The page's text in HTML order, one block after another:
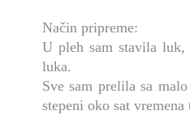
Način pripreme:
U pleh sam stavila luk,
luka.
Sve sam prelila sa
stepeni oko sat